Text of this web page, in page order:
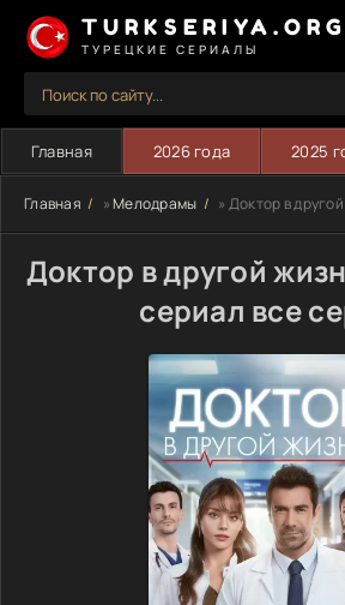
TURKSERIYA.ORG
ТУРЕЦКИЕ СЕРИАЛЫ
Главная 2026 года 2025
Главная »Мелодрамы » Доктор в
Доктор в другой
сериал все